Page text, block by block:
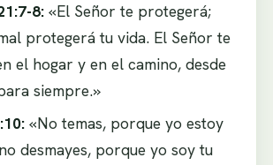
8: «El Señor te protegerá;
protegerá tu vida. El Señor te
el hogar y en el camino, desde
siempre.»
«No temas, porque yo estoy
desmayes, porque yo soy tu